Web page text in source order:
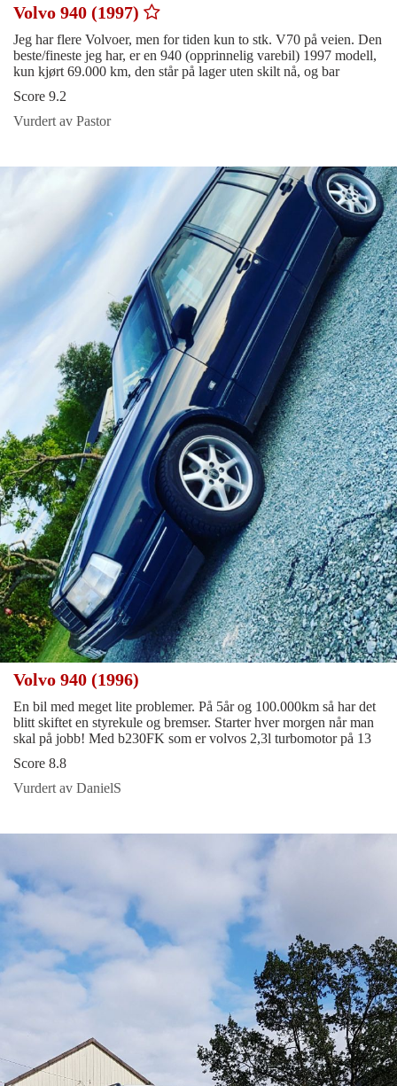
Volvo 940 (1997)
Jeg har flere Volvoer, men for tiden kun to stk. V70 på veien. Den
beste/fineste jeg har, er en 940 (opprinnelig varebil) 1997 modell,
kun kjørt 69.000 km, den står på lager uten skilt nå, og bar
Score 9.2
Vurdert av Pastor
Volvo 940 (1996)
En bil med meget lite problemer. På 5år og 100.000km så har det
blitt skiftet en styrekule og bremser. Starter hver morgen når man
skal på jobb! Med b230FK som er volvos 2,3l turbomotor på 13
Score 8.8
Vurdert av DanielS